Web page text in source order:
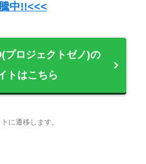
中!!<<<
プロジェクトゼノ)の
トはこちら
に遷移します。